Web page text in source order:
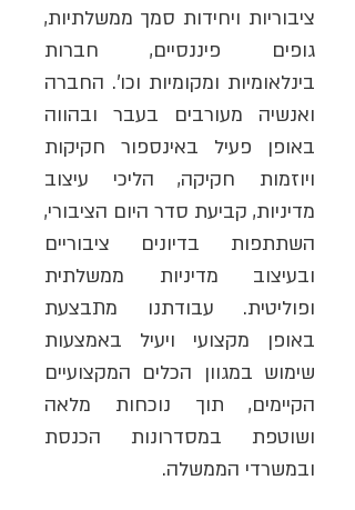
ציבוריות ויחידות סמך ממשלתיות,
גופים פיננסיים, חברות
בינלאומיות ומקומיות וכו'. החברה
ואנשיה מעורבים בעבר ובהווה
באופן פעיל באינספור חקיקות
ויוזמות חקיקה, הליכי עיצוב
מדיניות, קביעת סדר היום הציבורי,
השתתפות בדיונים ציבוריים
ובעיצוב מדיניות ממשלתית
ופוליטית. עבודתנו מתבצעת
באופן מקצועי ויעיל באמצעות
שימוש במגוון הכלים המקצועיים
הקיימים, תוך נוכחות מלאה
ושוטפת במסדרונות הכנסת
ובמשרדי הממשלה.